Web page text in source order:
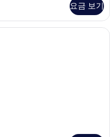
요금 보기
엘리자베스 스위트 | 고급 침구, 오리/